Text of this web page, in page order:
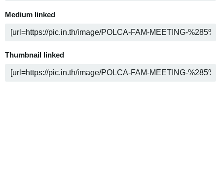
Medium linked
Thumbnail linked